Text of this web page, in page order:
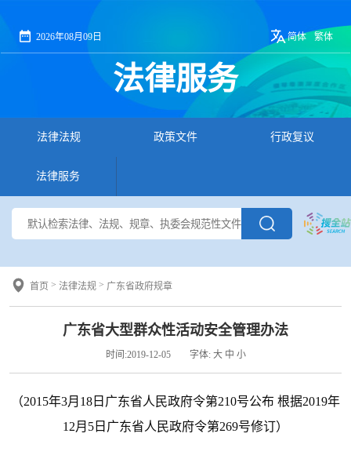
法律服务
2026年08月09日 简体 繁体
法律法规 政策文件 行政复议
法律服务
首页 > 法律法规 > 广东省政府规章
广东省大型群众性活动安全管理办法
时间:2019-12-05 字体: 大 中 小
（2015年3月18日广东省人民政府令第210号公布 根据2019年
12月5日广东省人民政府令第269号修订）